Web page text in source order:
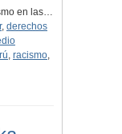
en las…
, derechos
, racismo,